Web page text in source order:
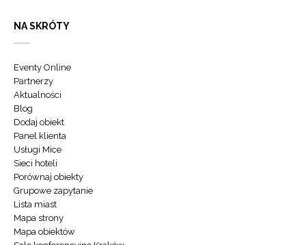
NA SKRÓTY
Eventy Online
Partnerzy
Aktualności
Blog
Dodaj obiekt
Panel klienta
Usługi Mice
Sieci hoteli
Porównaj obiekty
Grupowe zapytanie
Lista miast
Mapa strony
Mapa obiektów